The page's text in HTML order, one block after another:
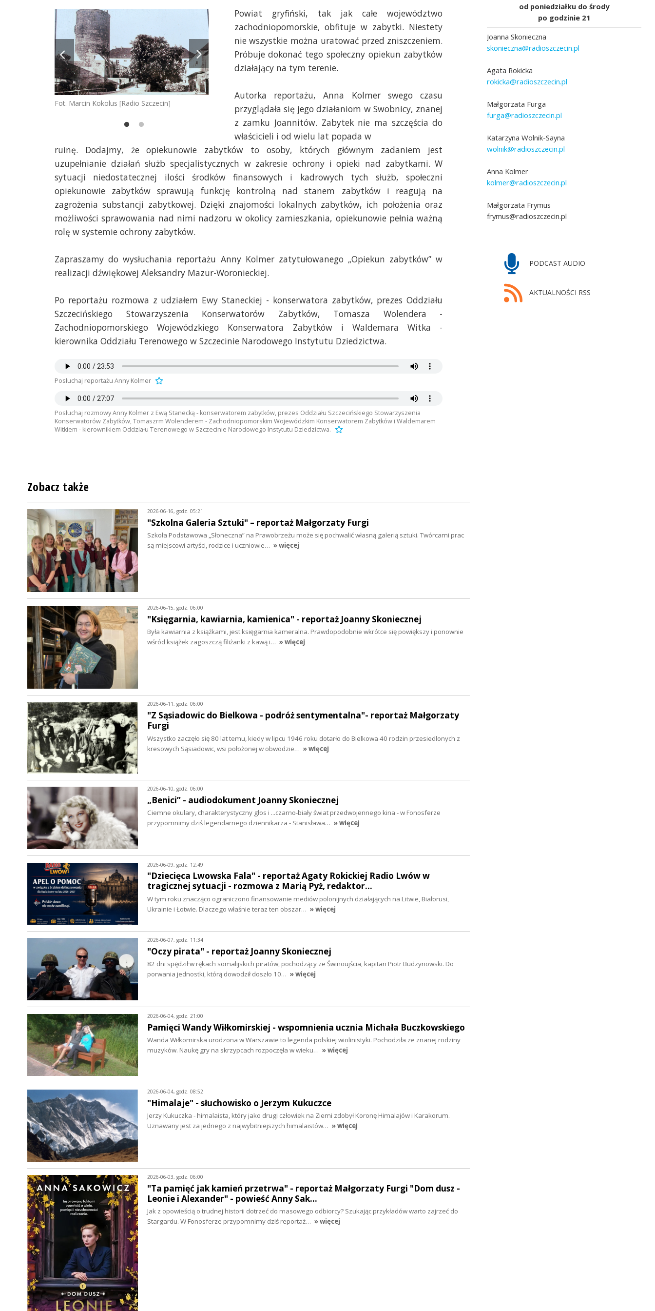
Fot. Marcin Kokolus [Radio Szczecin] Fot. Marcin Kokolus [Radio Szczecin] Fot. Marcin Kokolus [Radio Szczecin] Fot. Marcin Kokolus [Radio Szczecin]
Powiat gryfiński, tak jak całe województwo
zachodniopomorskie, obfituje w zabytki. Niestety
nie wszystkie można uratować przed zniszczeniem.
Próbuje dokonać tego społeczny opiekun zabytków
działający na tym terenie.
Autorka reportażu, Anna Kolmer swego czasu
przyglądała się jego działaniom w Swobnicy, znanej
z zamku Joannitów. Zabytek nie ma szczęścia do
właścicieli i od wielu lat popada w
ruinę. Dodajmy, że opiekunowie zabytków to osoby, których głównym zadaniem jest
uzupełnianie działań służb specjalistycznych w zakresie ochrony i opieki nad zabytkami. W
sytuacji niedostatecznej ilości środków finansowych i kadrowych tych służb, społeczni
opiekunowie zabytków sprawują funkcję kontrolną nad stanem zabytków i reagują na
zagrożenia substancji zabytkowej. Dzięki znajomości lokalnych zabytków, ich położenia oraz
możliwości sprawowania nad nimi nadzoru w okolicy zamieszkania, opiekunowie pełnia ważną
rolę w systemie ochrony zabytków.
Zapraszamy do wysłuchania reportażu Anny Kolmer zatytułowanego „Opiekun zabytków” w
realizacji dźwiękowej Aleksandry Mazur-Woronieckiej.
Po reportażu rozmowa z udziałem Ewy Staneckiej - konserwatora zabytków, prezes Oddziału
Szczecińskiego Stowarzyszenia Konserwatorów Zabytków, Tomasza Wolendera -
Zachodniopomorskiego Wojewódzkiego Konserwatora Zabytków i Waldemara Witka -
kierownika Oddziału Terenowego w Szczecinie Narodowego Instytutu Dziedzictwa.
Posłuchaj reportażu Anny Kolmer
Posłuchaj rozmowy Anny Kolmer z Ewą Stanecką - konserwatorem zabytków, prezes Oddziału Szczecińskiego Stowarzyszenia
Konserwatorów Zabytków, Tomaszrm Wolenderem - Zachodniopomorskim Wojewódzkim Konserwatorem Zabytków i Waldemarem
Witkiem - kierownikiem Oddziału Terenowego w Szczecinie Narodowego Instytutu Dziedzictwa.
od poniedziałku do środy
po godzinie 21
Joanna Skonieczna
skonieczna@radioszczecin.pl
Agata Rokicka
rokicka@radioszczecin.pl
Małgorzata Furga
furga@radioszczecin.pl
Katarzyna Wolnik-Sayna
wolnik@radioszczecin.pl
Anna Kolmer
kolmer@radioszczecin.pl
Małgorzata Frymus
frymus@radioszczecin.pl
PODCAST AUDIO
AKTUALNOŚCI RSS
Zobacz także
2026-06-16, godz. 05:21
"Szkolna Galeria Sztuki" – reportaż Małgorzaty Furgi
Szkoła Podstawowa „Słoneczna” na Prawobrzeżu może się pochwalić własną galerią sztuki. Twórcami prac
są miejscowi artyści, rodzice i uczniowie… » więcej
2026-06-15, godz. 06:00
"Księgarnia, kawiarnia, kamienica" - reportaż Joanny Skoniecznej
Była kawiarnia z książkami, jest księgarnia kameralna. Prawdopodobnie wkrótce się powiększy i ponownie
wśród książek zagoszczą filiżanki z kawą i… » więcej
2026-06-11, godz. 06:00
"Z Sąsiadowic do Bielkowa - podróż sentymentalna"- reportaż Małgorzaty
Furgi
Wszystko zaczęło się 80 lat temu, kiedy w lipcu 1946 roku dotarło do Bielkowa 40 rodzin przesiedlonych z
kresowych Sąsiadowic, wsi położonej w obwodzie… » więcej
2026-06-10, godz. 06:00
„Benici” - audiodokument Joanny Skoniecznej
Ciemne okulary, charakterystyczny głos i ...czarno-biały świat przedwojennego kina - w Fonosferze
przypomnimy dziś legendarnego dziennikarza - Stanisława… » więcej
2026-06-09, godz. 12:49
"Dziecięca Lwowska Fala" - reportaż Agaty Rokickiej Radio Lwów w
tragicznej sytuacji - rozmowa z Marią Pyż, redaktor…
W tym roku znacząco ograniczono finansowanie mediów polonijnych działających na Litwie, Białorusi,
Ukrainie i Łotwie. Dlaczego właśnie teraz ten obszar… » więcej
2026-06-07, godz. 11:34
"Oczy pirata" - reportaż Joanny Skoniecznej
82 dni spędził w rękach somalijskich piratów, pochodzący ze Świnoujścia, kapitan Piotr Budzynowski. Do
porwania jednostki, którą dowodził doszło 10… » więcej
2026-06-04, godz. 21:00
Pamięci Wandy Wiłkomirskiej - wspomnienia ucznia Michała Buczkowskiego
Wanda Wiłkomirska urodzona w Warszawie to legenda polskiej wiolinistyki. Pochodziła ze znanej rodziny
muzyków. Naukę gry na skrzypcach rozpoczęła w wieku… » więcej
2026-06-04, godz. 08:52
"Himalaje" - słuchowisko o Jerzym Kukuczce
Jerzy Kukuczka - himalaista, który jako drugi człowiek na Ziemi zdobył Koronę Himalajów i Karakorum.
Uznawany jest za jednego z najwybitniejszych himalaistów… » więcej
2026-06-03, godz. 06:00
"Ta pamięć jak kamień przetrwa" - reportaż Małgorzaty Furgi "Dom dusz -
Leonie i Alexander" - powieść Anny Sak…
Jak z opowieścią o trudnej historii dotrzeć do masowego odbiorcy? Szukając przykładów warto zajrzeć do
Stargardu. W Fonosferze przypomnimy dziś reportaż… » więcej